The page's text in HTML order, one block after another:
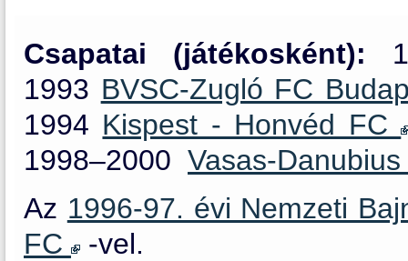
Csapatai (játékosként):
1993 BVSC-Zugló FC
1994 Kispest - Honvéd FC
1998–2000 Vasas-
Az 1996-97. évi Nemzeti
FC
-vel.